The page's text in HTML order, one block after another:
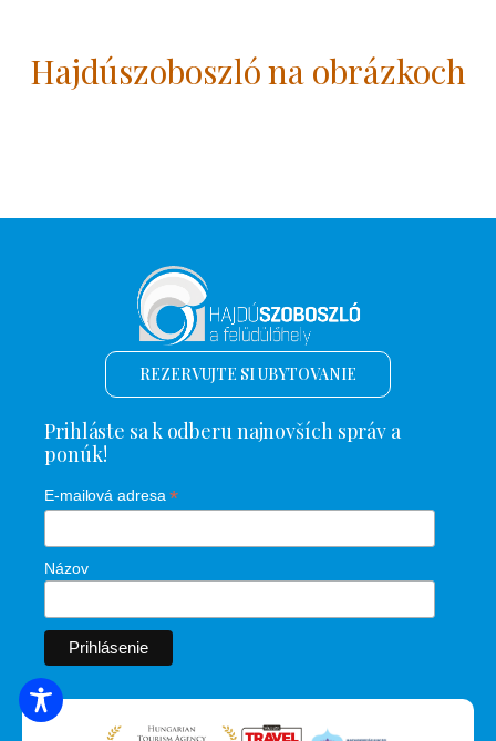
Hajdúszoboszló na obrázkoch
REZERVUJTE SI UBYTOVANIE
Prihláste sa k odberu najnovších správ a
ponúk!
E-mailová adresa*
Názov